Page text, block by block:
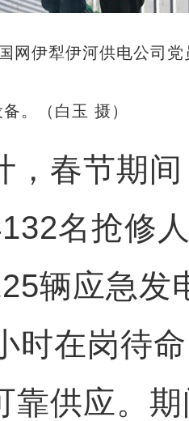
伊犁伊河供电公司党
。（白玉 摄）
春节期间
名抢修
辆应急发
时在岗待
靠供应。